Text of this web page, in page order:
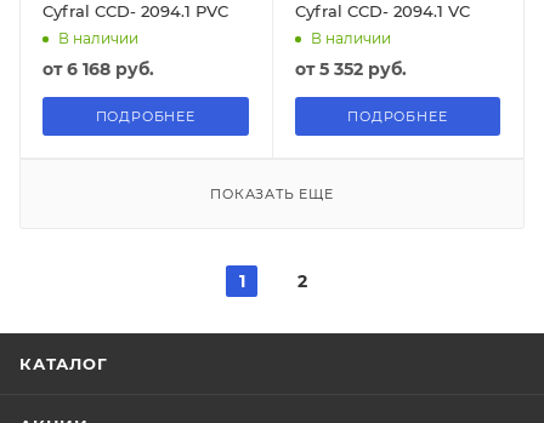
Cyfral CCD- 2094.1 РVC
В наличии
от6 168 руб.
ПОДРОБНЕЕ
Cyfral CCD- 2094.1 VC
В наличии
от5 352 руб.
ПОДРОБНЕЕ
ПОКАЗАТЬ ЕЩЕ
1 2
КАТАЛОГ